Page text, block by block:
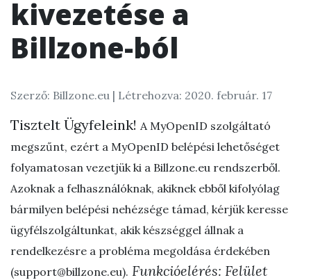
kivezetése a
Billzone-ból
Szerző: Billzone.eu | Létrehozva: 2020. február. 17
Tisztelt Ügyfeleink! AMyOpenID szolgáltató
megszűnt, ezért a MyOpenID belépési lehetőséget
folyamatosan vezetjük ki a Billzone.eu rendszerből.
Azoknak a felhasználóknak, akiknek ebből kifolyólag
bármilyen belépési nehézsége támad, kérjük keresse
ügyfélszolgáltunkat, akik készséggel állnak a
rendelkezésre a probléma megoldása érdekében
(support@billzone.eu). Funkcióelérés: Felület